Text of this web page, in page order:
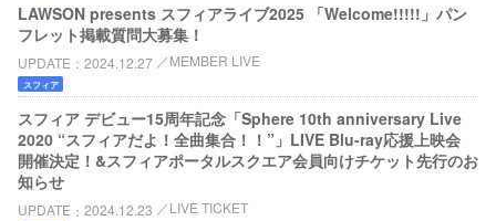
LAWSON presents スフィアライブ2025 「Welcome!!!!!」パン
フレット掲載質問大募集！
UPDATE 2024.12.27 MEMBER LIVE
スフィア
スフィア デビュー15周年記念「Sphere 10th anniversary Live
2020 “スフィアだよ！全曲集合！！”」LIVE Blu-ray応援上映会
開催決定！&スフィアポータルスクエア会員向けチケット先行のお
知らせ
UPDATE 2024.12.23 LIVE TICKET